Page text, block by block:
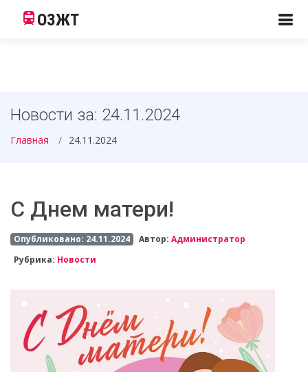
ОЗЖТ
Новости за: 24.11.2024
Главная 24.11.2024
С Днем матери!
Опубликовано: 24.11.2024 Автор:Администратор
Рубрика: Новости